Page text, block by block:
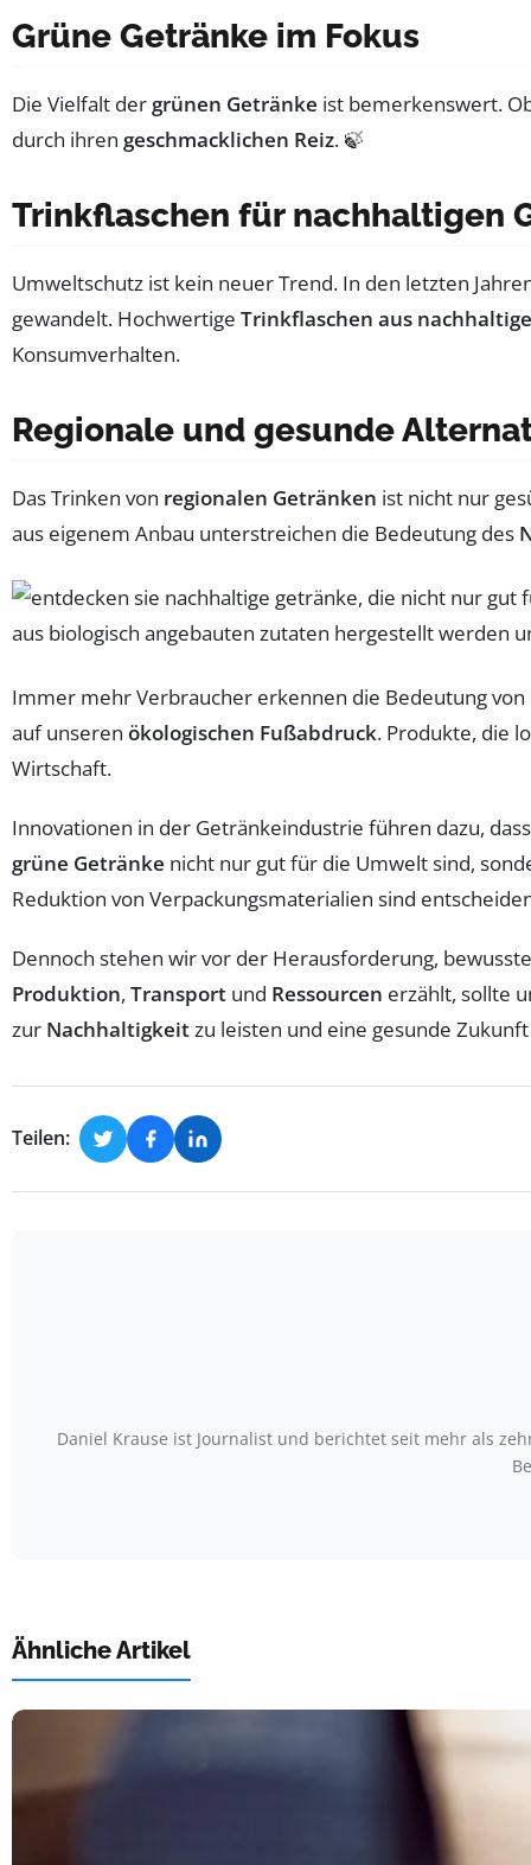
Grüne Getränke im Fokus
Die Vielfalt der grünen Getränke ist bemerkenswert.
durch ihren geschmacklichen Reiz. 🍃
Trinkflaschen für nachhaltigen
Umweltschutz ist kein neuer Trend. In den letzten
gewandelt. Hochwertige Trinkflaschen aus
Konsumverhalten.
Regionale und gesunde
Das Trinken von regionalen Getränken ist nicht nur
aus eigenem Anbau unterstreichen die Bedeutung des
Immer mehr Verbraucher erkennen die Bedeutung von
auf unseren ökologischen Fußabdruck. Produkte, die
Wirtschaft.
Innovationen in der Getränkeindustrie führen dazu,
grüne Getränke nicht nur gut für die Umwelt sind,
Reduktion von Verpackungsmaterialien sind
Dennoch stehen wir vor der Herausforderung,
Produktion, Transport und Ressourcen erzählt, sollte
zur Nachhaltigkeitzu leisten und eine gesunde
Teilen:
Daniel Krause ist Journalist und berichtet seit mehr als
Ähnliche Artikel